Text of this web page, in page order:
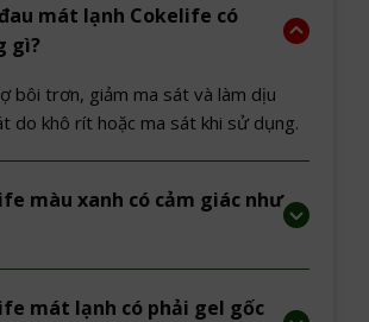
mát lạnh Cokelife có
gì?
bôi trơn, giảm ma sát và làm dịu
do khô rít hoặc ma sát khi sử dụng.
màu xanh có cảm giác như
mát lạnh có phải gel gốc